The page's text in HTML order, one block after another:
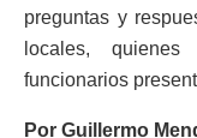
preguntas y
locales,
funcionarios
Por Guillermo